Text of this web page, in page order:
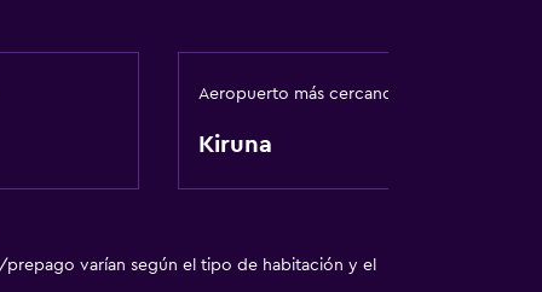
Aeropuerto más cercano
Kiruna
prepago varían según el tipo de habitación y el